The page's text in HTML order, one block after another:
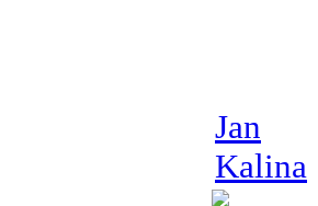
Jan
Kalina